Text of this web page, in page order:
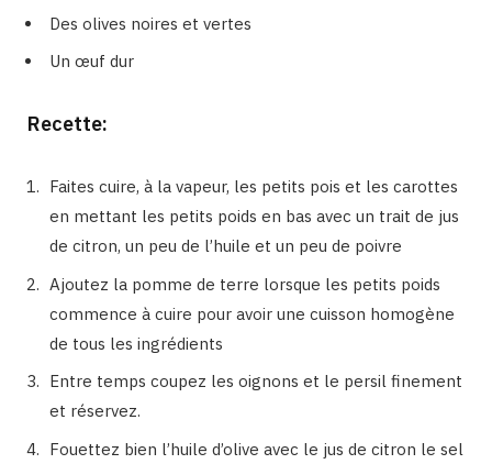
Des olives noires et vertes
Un œuf dur
Recette:
Faites cuire, à la vapeur, les petits pois et les carottes
en mettant les petits poids en bas avec un trait de jus
de citron, un peu de l’huile et un peu de poivre
Ajoutez la pomme de terre lorsque les petits poids
commence à cuire pour avoir une cuisson homogène
de tous les ingrédients
Entre temps coupez les oignons et le persil finement
et réservez.
Fouettez bien l’huile d’olive avec le jus de citron le sel